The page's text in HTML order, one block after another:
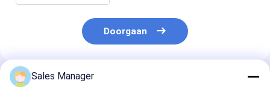
Doorgaan
Geadviseerde Producten
Sales Manager